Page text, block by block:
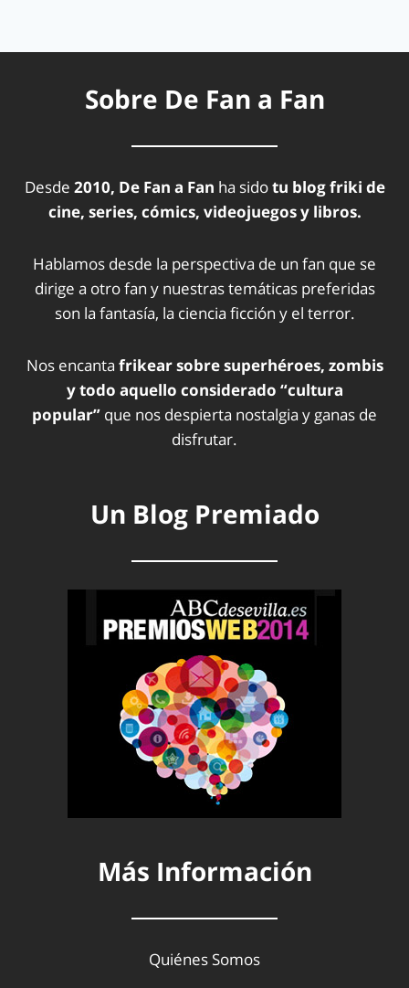
Sobre De Fan a Fan
Desde 2010, De Fan a Fan ha sidotu blog friki de
cine, series, cómics, videojuegos y libros.
Hablamos desde la perspectiva de un fan que se
dirige a otro fan y nuestras temáticas preferidas
son la fantasía, la ciencia ficción y el terror.
Nos encanta frikear sobre superhéroes, zombis
y todo aquello considerado “cultura
popular” que nos despierta nostalgia y ganas de
disfrutar.
Un Blog Premiado
Más Información
Quiénes Somos